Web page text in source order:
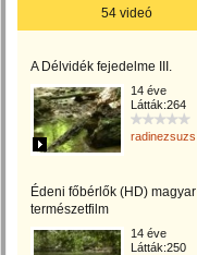
54 videó
A Délvidék fejedelme III.
14 éve
Látták:264
radinezsuzsa
Édeni főbérlők (HD) magyar
természetfilm
14 éve
Látták:250